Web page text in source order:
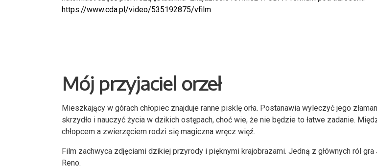
https://www.cda.pl/video/535192875/vfilm
Mój przyjaciel orzeł
Mieszkający w górach chłopiec znajduje ranne pisklę orła. Postanawia wyleczyć jego
skrzydło i nauczyć życia w dzikich ostępach, choć wie, że nie będzie to łatwe zadanie.
chłopcem a zwierzęciem rodzi się magiczna wręcz więź.
Film zachwyca zdjęciami dzikiej przyrody i pięknymi krajobrazami. Jedną z głównych ról gra
Reno.